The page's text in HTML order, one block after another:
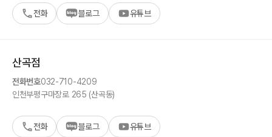
전화 블로그 유튜브
산곡점
전화번호032-710-4209
인천부평구마장로 265 (산곡동)
전화 블로그 유튜브